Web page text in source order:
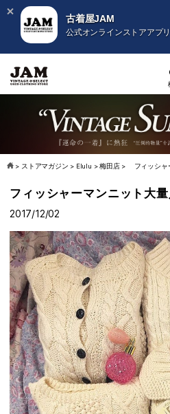
古着屋JAM
公式オンラインストアアプリ
> ストアマガジン > Elulu >梅田店> フィッシ
フィッシャーマンニット大
2017/12/02